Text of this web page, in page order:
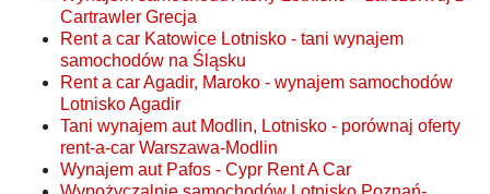
Cartrawler Grecja
Rent a car Katowice Lotnisko - tani wynajem
samochodów na Śląsku
Rent a car Agadir, Maroko - wynajem samochodów
Lotnisko Agadir
Tani wynajem aut Modlin, Lotnisko - porównaj oferty
rent-a-car Warszawa-Modlin
Wynajem aut Pafos - Cypr Rent A Car